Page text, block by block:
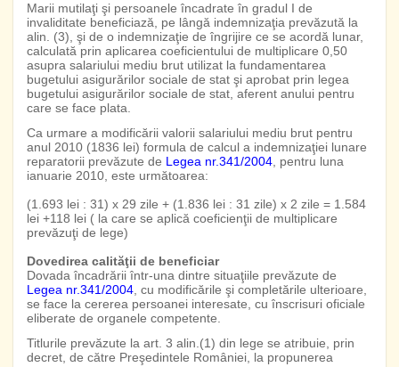
Marii mutilaţi şi persoanele încadrate în gradul I de
invaliditate beneficiază, pe lângă indemnizaţia prevăzută la
alin. (3), şi de o indemnizaţie de îngrijire ce se acordă lunar,
calculată prin aplicarea coeficientului de multiplicare 0,50
asupra salariului mediu brut utilizat la fundamentarea
bugetului asigurărilor sociale de stat şi aprobat prin legea
bugetului asigurărilor sociale de stat, aferent anului pentru
care se face plata.
Ca urmare a modificării valorii salariului mediu brut pentru
anul 2010 (1836 lei) formula de calcul a indemnizaţiei lunare
reparatorii prevăzute de Legea nr.341/2004 , pentru luna
ianuarie 2010, este următoarea:
(1.693 lei : 31) x 29 zile + (1.836 lei : 31 zile) x 2 zile = 1.584
lei +118 lei ( la care se aplică coeficienţii de multiplicare
prevăzuţi de lege)
Dovedirea calităţii de beneficiar
Dovada încadrării într-una dintre situaţiile prevăzute de
Legea nr.341/2004 , cu modificările şi completările ulterioare,
se face la cererea persoanei interesate, cu înscrisuri oficiale
eliberate de organele competente.
Titlurile prevăzute la art. 3 alin.(1) din lege se atribuie, prin
decret, de către Preşedintele României, la propunerea